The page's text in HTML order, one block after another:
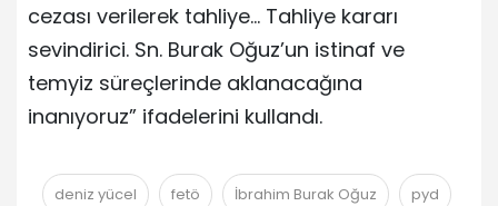
cezası verilerek tahliye… Tahliye kararı
sevindirici. Sn. Burak Oğuz’un istinaf ve
temyiz süreçlerinde aklanacağına
inanıyoruz” ifadelerini kullandı.
deniz yücel fetö İbrahim Burak Oğuz pyd